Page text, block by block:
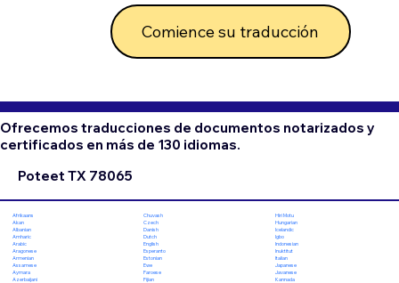
Comience su traducción
Ofrecemos traducciones de documentos notarizados y
certificados en más de 130 idiomas.
Poteet TX 78065
Afrikaans
Akan
Albanian
Amharic
Arabic
Aragonese
Armenian
Assamese
Aymara
Azerbaijani
Chuvash
Czech
Danish
Dutch
English
Esperanto
Estonian
Ewe
Faroese
Fijian
Hiri Motu
Hungarian
Icelandic
Igbo
Indonesian
Inuktitut
Italian
Japanese
Javanese
Kannada